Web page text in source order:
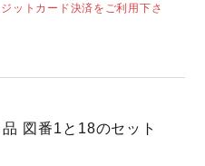
ットカード決済をご利用下さ
図番1と18のセット